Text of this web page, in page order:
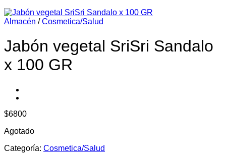
Almacén / Cosmetica/Salud
Jabón vegetal SriSri Sandalo
x 100 GR
$6800
Agotado
Categoría: Cosmetica/Salud